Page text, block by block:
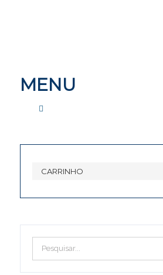
MENU
CARRINHO
Pesquisar